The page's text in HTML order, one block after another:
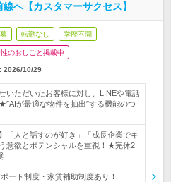
へ【カスタマーサクセス】
転勤なし 学歴不問
のおしごと掲載中
2026/10/29
いただいたお客様に対し、LINEや電話
が最適な物件を抽出″する機能のつ
「人と話すのが好き」「成長企業でキ
意欲とポテンシャルを重視！★完休2
ート制度・家賃補助制度あり！